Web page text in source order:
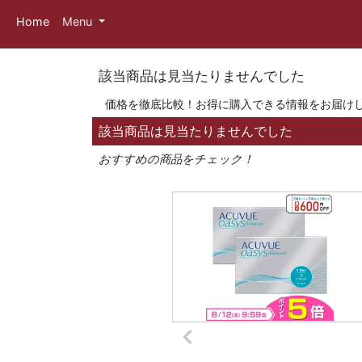
Home Menu
該当商品は見当たりませんでした
価格を徹底比較！お得に購入できる情報をお届け
該当商品は見当たりませんでした
おすすめの商品をチェック！